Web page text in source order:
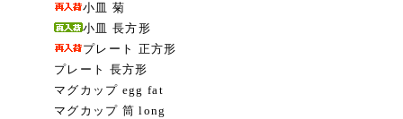
小皿 菊
小皿 長方形
プレート 正方形
プレート 長方形
マグカップ egg fat
マグカップ 筒 long